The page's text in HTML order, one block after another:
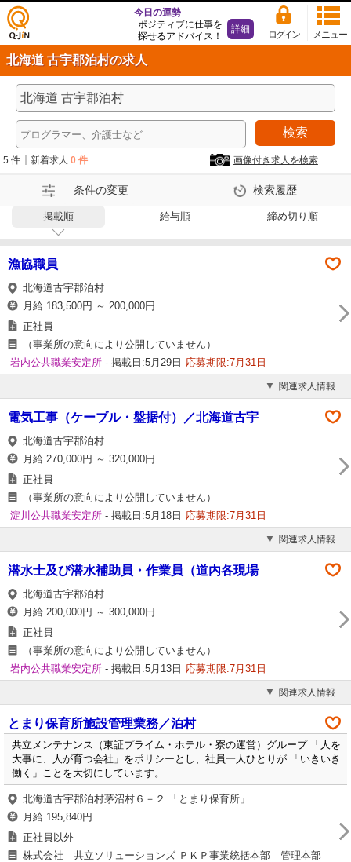
仕事
探し
の求
人サ
イト
Q-Ji
メニュー
ログイン
今日の運勢
ポジティブに仕事を
探せるアドバイス！
詳細
北海道 古宇郡泊村の求人
検索
5 件 新着求人 0 件 画像付き求人を検索
条件の変更 検索履歴
掲載順 給与順 締め切り順
漁協職員
北海道古宇郡泊村
月給 183,500円 ～ 200,000円
正社員
（事業所の意向により公開していません）
岩内公共職業安定所 - 掲載日:5月29日 応募期限:7月31日
関連求人情報
電気工事（ケーブル・盤据付）／北海道古宇
北海道古宇郡泊村
月給 270,000円 ～ 320,000円
正社員
（事業所の意向により公開していません）
淀川公共職業安定所 - 掲載日:5月18日 応募期限:7月31日
関連求人情報
潜水士及び潜水補助員・作業員（道内各現場
北海道古宇郡泊村
月給 200,000円 ～ 300,000円
正社員
（事業所の意向により公開していません）
岩内公共職業安定所 - 掲載日:5月13日 応募期限:7月31日
関連求人情報
とまり保育所施設管理業務／泊村
共立メンテナンス（東証プライム・ホテル・寮の運営）グループ 「人を
大事に、人が育つ会社」をポリシーとし、社員一人ひとりが 「いきいき
働く」ことを大切にしています。
北海道古宇郡泊村茅沼村６－２ 「とまり保育所」
月給 195,840円
正社員以外
株式会社 共立ソリューションズ ＰＫＰ事業統括本部 管理本部